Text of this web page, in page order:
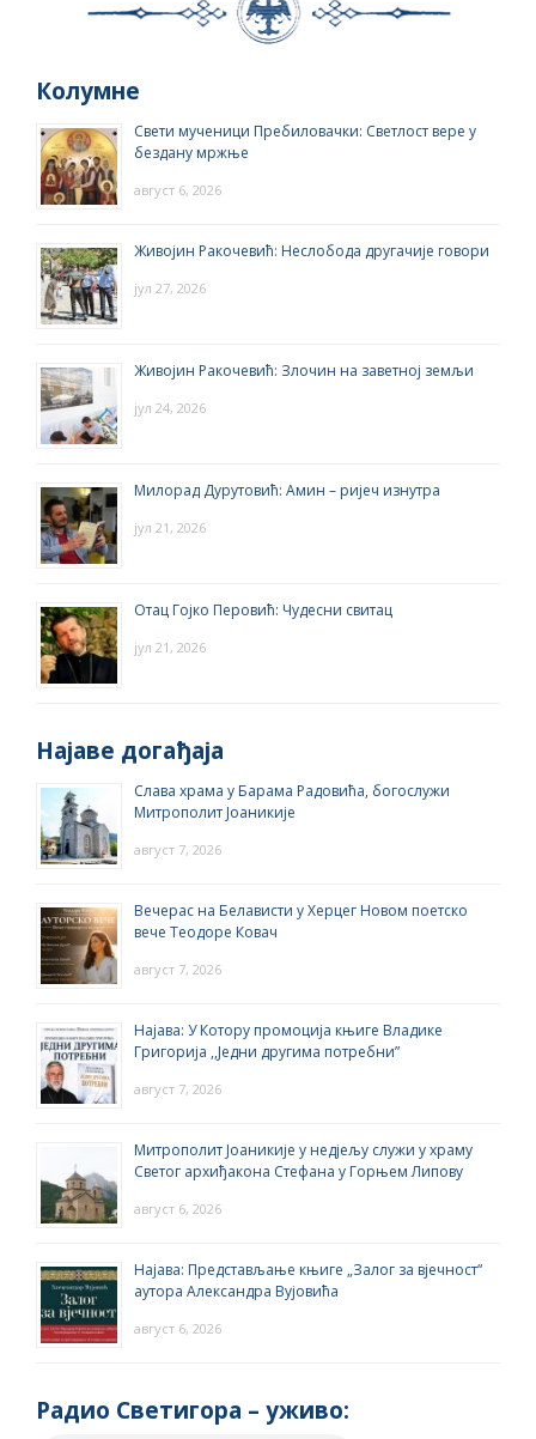
Колумне
Свети мученици Пребиловачки: Светлост вере у
бездану мржње
август 6, 2026
Живојин Ракочевић: Неслобода другачије говори
јул 27, 2026
Живојин Ракочевић: Злочин на заветној земљи
јул 24, 2026
Милорад Дурутовић: Амин – ријеч изнутра
јул 21, 2026
Отац Гојко Перовић: Чудесни свитац
јул 21, 2026
Најаве догађаја
Слава храма у Барама Радовића, богослужи
Митрополит Јоаникије
август 7, 2026
Вечерас на Белависти у Херцег Новом поетско
вече Теодоре Ковач
август 7, 2026
Најава: У Котору промоција књиге Владике
Григорија ,,Једни другима потребни”
август 7, 2026
Митрополит Јоаникије у недјељу служи у храму
Светог архиђакона Стефана у Горњем Липову
август 6, 2026
Најава: Представљање књиге „Залог за вјечност“
аутора Александра Вујовића
август 6, 2026
Радио Светигора – yживо: